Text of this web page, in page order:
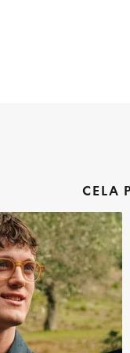
CELA